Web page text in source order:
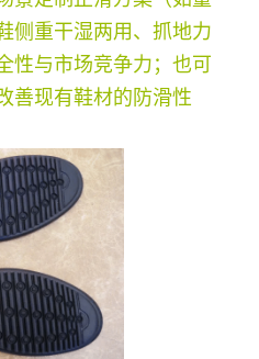
侧重干湿两用、抓地力
性与市场竞争力；也可
善现有鞋材的防滑性